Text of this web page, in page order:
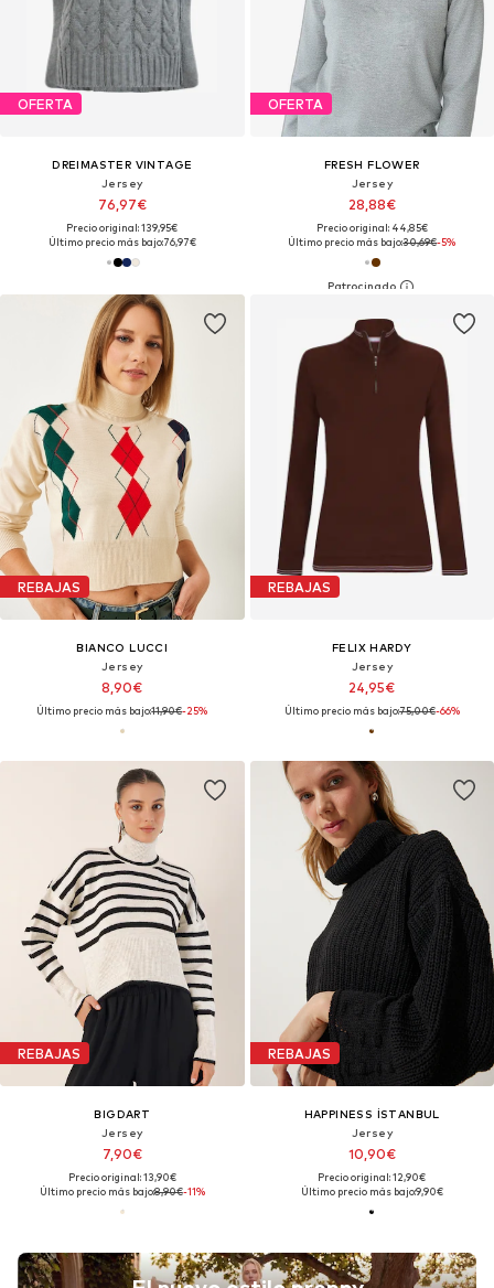
OFERTA
DREIMASTER VINTAGE
Jersey
76,97€
Precio original: 139,95€
Último precio más bajo:76,97€
OFERTA
FRESH FLOWER
Jersey
28,88€
Precio original: 44,85€
Último precio más bajo:30,69€-5%
REBAJAS
BIANCO LUCCI
Jersey
8,90€
Último precio más bajo:11,90€-25%
REBAJAS
FELIX HARDY
Jersey
24,95€
Último precio más bajo:75,00€-66%
REBAJAS
BIGDART
Jersey
7,90€
Precio original: 13,90€
Último precio más bajo:8,90€-11%
REBAJAS
HAPPINESS İSTANBUL
Jersey
10,90€
Precio original: 12,90€
Último precio más bajo:9,90€